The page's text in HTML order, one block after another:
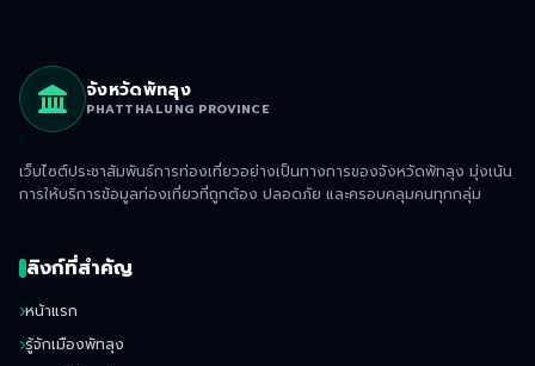
จังหวัดพัทลุง
PHATTHALUNG PROVINCE
เว็บไซต์ประชาสัมพันธ์การท่องเที่ยวอย่างเป็นทางการของจังหวัดพัทลุง มุ่งเน้น
การให้บริการข้อมูลท่องเที่ยวที่ถูกต้อง ปลอดภัย และครอบคลุมคนทุกกลุ่ม
ลิงก์ที่สำคัญ
หน้าแรก
รู้จักเมืองพัทลุง